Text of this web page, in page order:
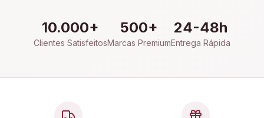
10.000+
Clientes Satisfeitos
500+
Marcas Premium
24-48h
Entrega Rápida